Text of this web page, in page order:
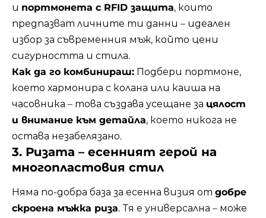
и портмонета с RFID защита, които
предпазват личните ти данни – идеален
избор за съвременния мъж, който цени
сигурността и стила.
Как да го комбинираш: Подбери портмоне,
което хармонира с колана или каиша на
часовника – това създава усещане за цялост
и внимание към детайла, което никога не
остава незабелязано.
3. Ризата – есенният герой на
многопластовия стил
Няма по-добра база за есенна визия от добре
скроена мъжка риза. Тя е универсална – може